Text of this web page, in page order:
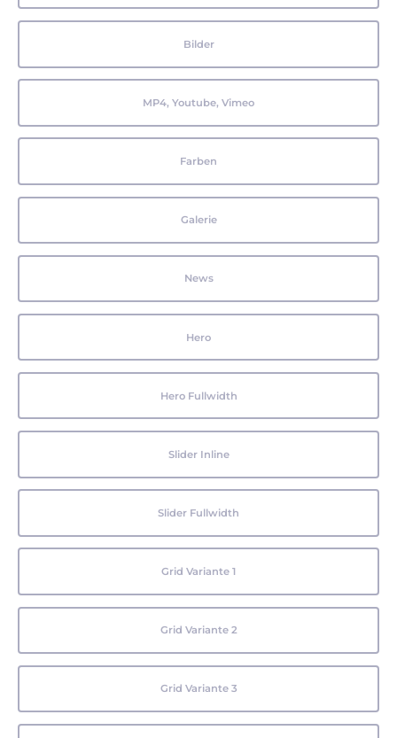
Bilder
MP4, Youtube, Vimeo
Farben
Galerie
News
Hero
Hero Fullwidth
Slider Inline
Slider Fullwidth
Grid Variante 1
Grid Variante 2
Grid Variante 3